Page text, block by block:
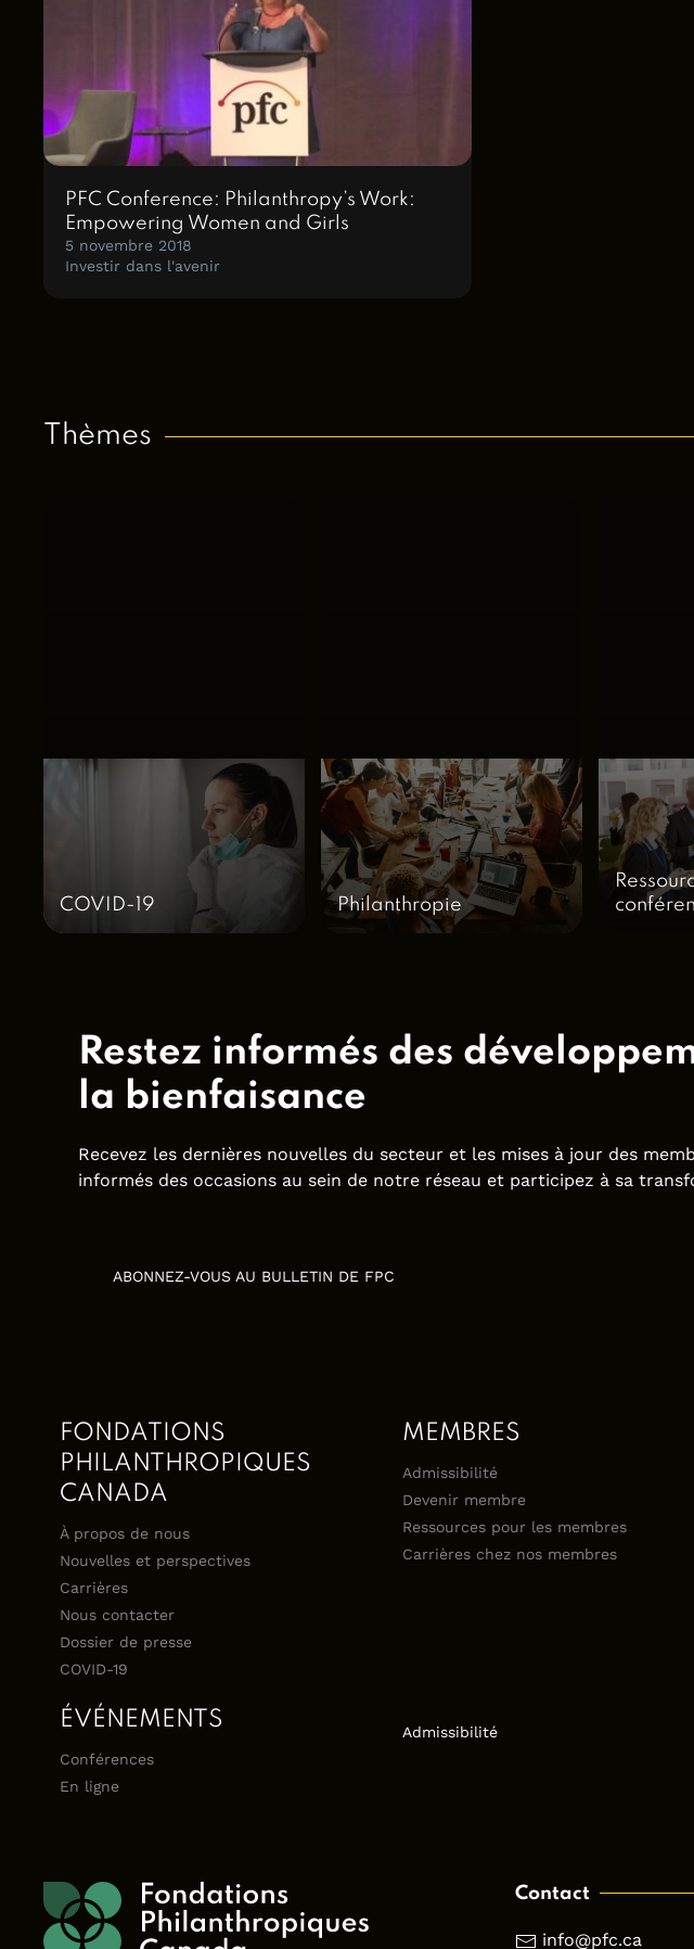
PFC Conference: Philanthropy’s Work:
Empowering Women and Girls
5 novembre 2018
Investir dans l'avenir
Thèmes
COVID-19 Philanthropie
Restez informés des
la bienfaisance
Recevez les dernières nouvelles du secteur et les mises à jour des
informés des occasions au sein de notre réseau et participez à sa
ABONNEZ-VOUS AU BULLETIN DE FPC
FONDATIONS
PHILANTHROPIQUES
CANADA
À propos de nous
Nouvelles et perspectives
Carrières
Nous contacter
Dossier de presse
COVID-19
MEMBRES
Admissibilité
Devenir membre
Ressources pour les membres
Carrières chez nos membres
ÉVÉNEMENTS
Conférences
En ligne
Admissibilité
Contact
info@pfc.ca